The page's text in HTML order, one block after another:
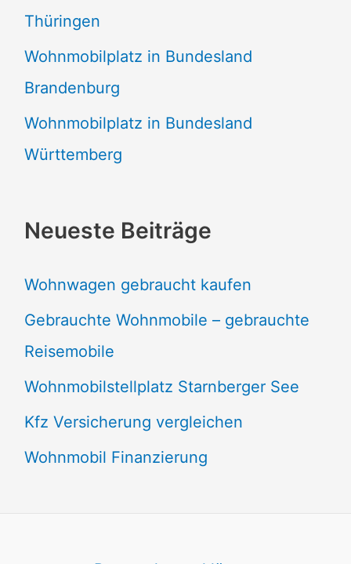
Thüringen
Wohnmobilplatz in Bundesland
Brandenburg
Wohnmobilplatz in Bundesland
Württemberg
Neueste Beiträge
Wohnwagen gebraucht kaufen
Gebrauchte Wohnmobile – gebrauchte
Reisemobile
Wohnmobilstellplatz Starnberger See
Kfz Versicherung vergleichen
Wohnmobil Finanzierung